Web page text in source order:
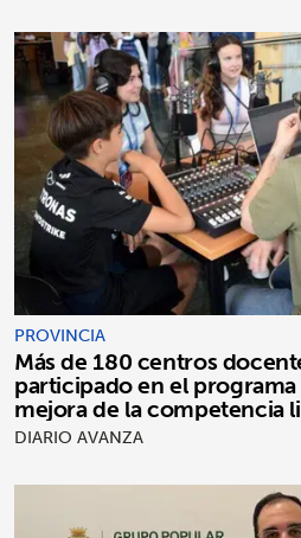
PROVINCIA
Más de 180 centros
participado en el programa
mejora de la competencia
alumnado
DIARIO AVANZA